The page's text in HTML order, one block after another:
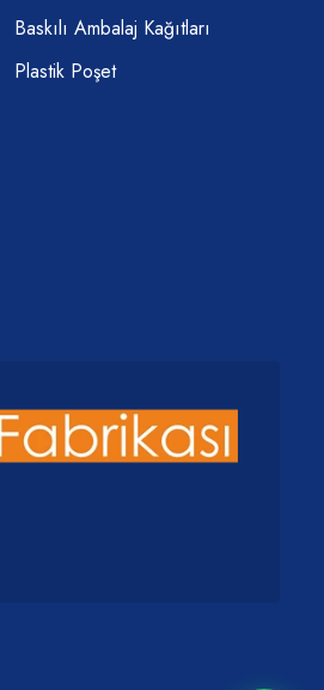
Baskılı Ambalaj Kağıtları
Plastik Poşet